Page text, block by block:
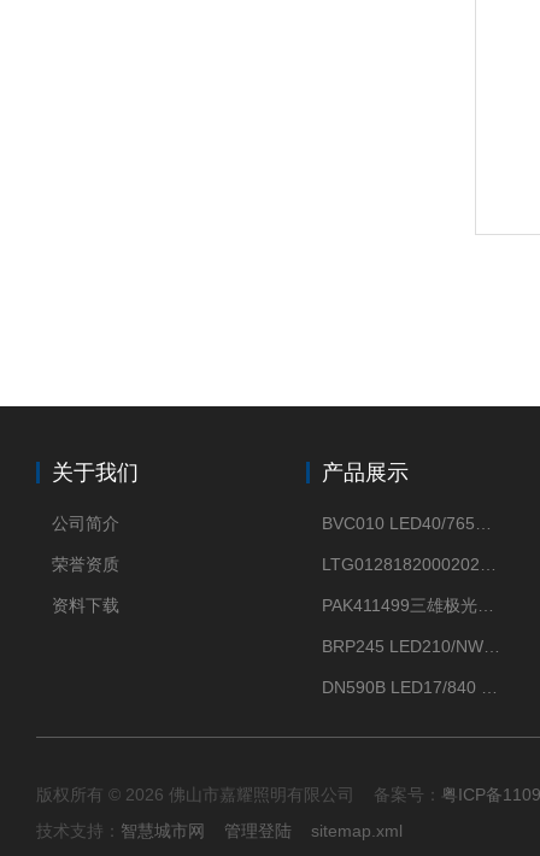
关于我们
公司简介
荣誉资质
资料下载
产品展示
版权所有 © 2026 佛山市嘉耀照明有限公司 备案号： 粤ICP备
技术支持： 智慧城市网 管理登陆 sitemap.xml